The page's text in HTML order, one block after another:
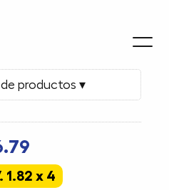
productos ▾
1.82 x 4